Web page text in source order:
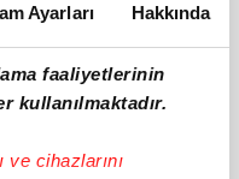
Ayarları Hakkında
faaliyetlerinin
kullanılmaktadır.
ve cihazlarını